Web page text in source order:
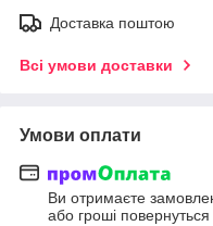
Доставка поштою
Всі умови доставки
Умови оплати
Ви отримаєте
або гроші